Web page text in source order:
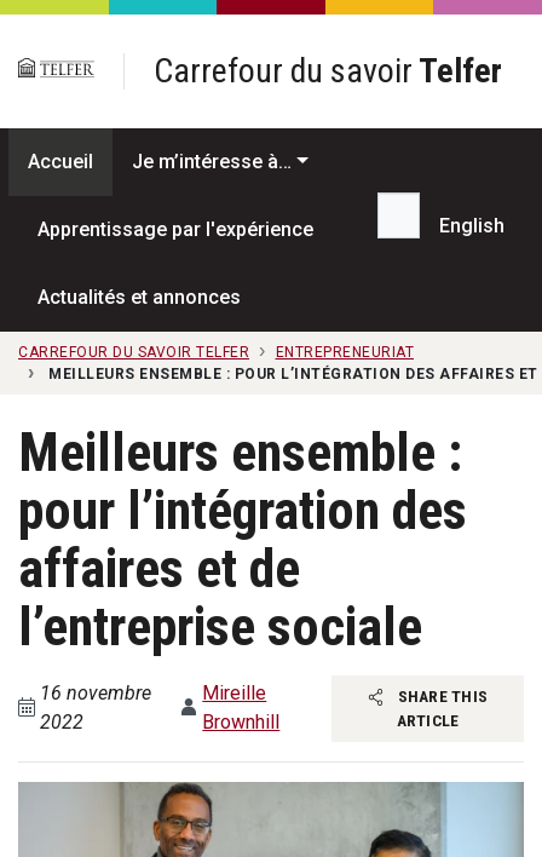
Passer au contenu principal
Carrefour du savoir Telfer
Accueil Je m’intéresse à…
Apprentissage par l'expérience
Actualités et annonces
Recherche...
English
CARREFOUR DU SAVOIR TELFER
ENTREPRENEURIAT
MEILLEURS ENSEMBLE : POUR L’INTÉGRATION DES AFFAIRES
Meilleurs ensemble :
pour l’intégration des
affaires et de
l’entreprise sociale
16 novembre
2022
Mireille
Brownhill
SHARE THIS
ARTICLE